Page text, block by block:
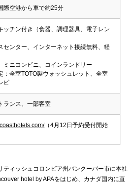
際空港から車で約25分
ッチン付き（食器、調理器具、電子レン
センター、インターネット接続無料、軽
ミニコンビニ、コインランドリー
：全室TOTO製ウォッシュレット、全室
ビ
ランス、一部客室
（4月12日予約受付開始
ィッシュコロンビア州バンクーバー市に本社
hotel by APAをはじめ、カナダ国内に直